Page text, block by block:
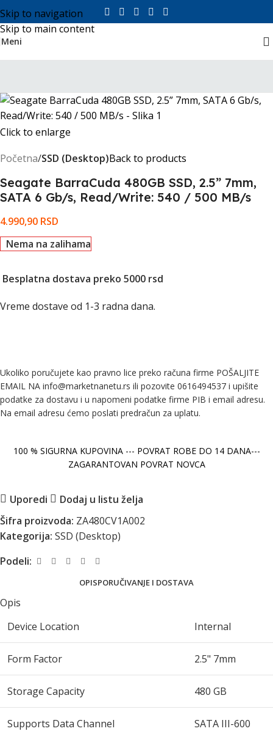
Skip to navigation
Skip to main content
Meni
Click to enlarge
Početna SSD (Desktop)Back to products
Seagate BarraCuda 480GB SSD, 2.5” 7mm,
SATA 6 Gb/s, Read/Write: 540 / 500 MB/s
4.990,90 RSD
Nema na zalihama
Besplatna dostava preko 5000 rsd
Vreme dostave od 1-3 radna dana.
Ukoliko poručujete kao pravno lice preko računa firme POŠALJITE
EMAIL NA info@marketnanetu.rs ili pozovite 0616494537 i upišite
podatke za dostavu i u napomeni podatke firme PIB i email adresu.
Na email adresu ćemo poslati predračun za uplatu.
100 % SIGURNA KUPOVINA --- POVRAT ROBE DO 14 DANA---
ZAGARANTOVAN POVRAT NOVCA
Uporedi
Dodaj u listu želja
Šifra proizvoda: ZA480CV1A002
Kategorija: SSD (Desktop)
Podeli:
OPISPORUČIVANJE I DOSTAVA
Opis
Device Location
Internal
Form Factor 2.5" 7mm
Storage Capacity 480 GB
Supports Data Channel SATA III-600